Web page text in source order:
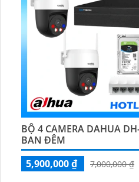
BỘ 4 CAMERA DAHUA
BAN ĐÊM
5,900,000 ₫
7,000,000 ₫